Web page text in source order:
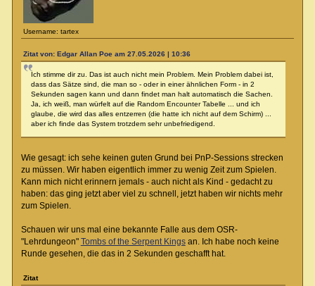
Username: tartex
Zitat von: Edgar Allan Poe am 27.05.2026 | 10:36
Ich stimme dir zu. Das ist auch nicht mein Problem. Mein Problem dabei ist,
dass das Sätze sind, die man so - oder in einer ähnlichen Form - in 2
Sekunden sagen kann und dann findet man halt automatisch die Sachen.
Ja, ich weiß, man würfelt auf die Random Encounter Tabelle ... und ich
glaube, die wird das alles entzerren (die hatte ich nicht auf dem Schirm) ...
aber ich finde das System trotzdem sehr unbefriedigend.
Wie gesagt: ich sehe keinen guten Grund bei PnP-Sessions strecken
zu müssen. Wir haben eigentlich immer zu wenig Zeit zum Spielen.
Kann mich nicht erinnern jemals - auch nicht als Kind - gedacht zu
haben: das ging jetzt aber viel zu schnell, jetzt haben wir nichts mehr
zum Spielen.
Schauen wir uns mal eine bekannte Falle aus dem OSR-
"Lehrdungeon" Tombs of the Serpent Kingsan. Ich habe noch keine
Runde gesehen, die das in 2 Sekunden geschafft hat.
Zitat